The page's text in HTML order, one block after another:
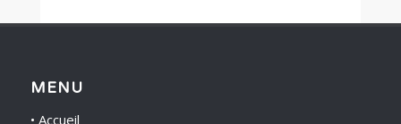
MENU
• Accueil